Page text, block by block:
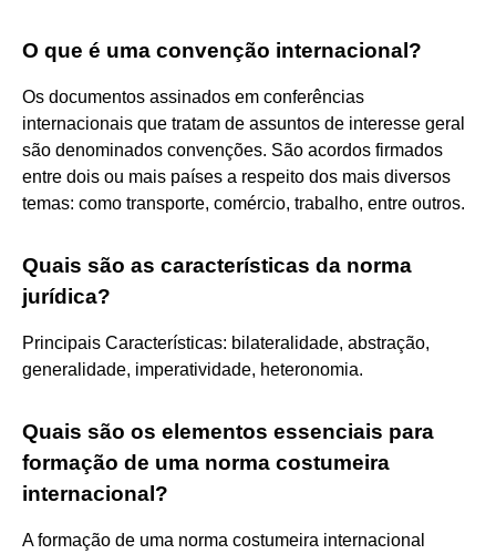
O que é uma convenção internacional?
Os documentos assinados em conferências
internacionais que tratam de assuntos de interesse geral
são denominados convenções. São acordos firmados
entre dois ou mais países a respeito dos mais diversos
temas: como transporte, comércio, trabalho, entre outros.
Quais são as características da norma
jurídica?
Principais Características: bilateralidade, abstração,
generalidade, imperatividade, heteronomia.
Quais são os elementos essenciais para
formação de uma norma costumeira
internacional?
A formação de uma norma costumeira internacional